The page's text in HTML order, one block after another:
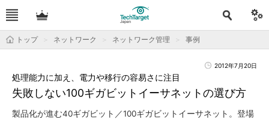
トップ ネットワーク ネットワーク管理 事例
2012年7月20日
失敗しない100ギガビットイーサネットの選び方
処理能力に加え、電力や移行の容易さに注目
製品化が進む40ギガビット／100ギガビットイーサネット。登場